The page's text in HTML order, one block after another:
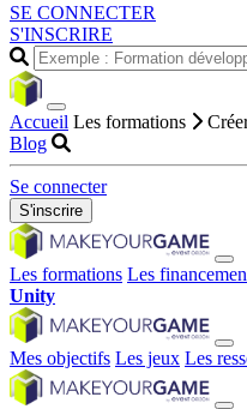
SE CONNECTER
S'INSCRIRE
Accueil Les formations
Blog
Se connecter
S'inscrire
Les formations Les
Unity
Mes objectifs Les jeux Les